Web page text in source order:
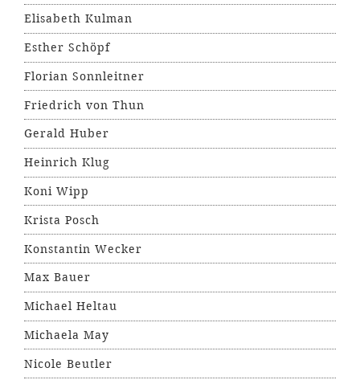
Elisabeth Kulman
Esther Schöpf
Florian Sonnleitner
Friedrich von Thun
Gerald Huber
Heinrich Klug
Koni Wipp
Krista Posch
Konstantin Wecker
Max Bauer
Michael Heltau
Michaela May
Nicole Beutler